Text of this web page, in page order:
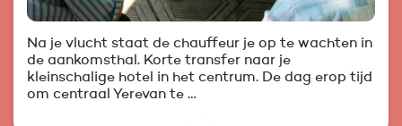
Na je vlucht staat de chauffeur je op te wachten in
de aankomsthal. Korte transfer naar je
kleinschalige hotel in het centrum. De dag erop tijd
om centraal Yerevan te …